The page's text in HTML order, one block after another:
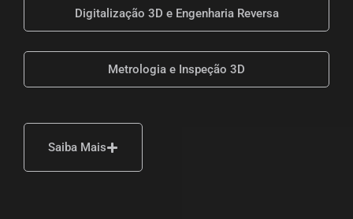
Digitalização 3D e Engenharia Reversa
Metrologia e Inspeção 3D
Saiba Mais